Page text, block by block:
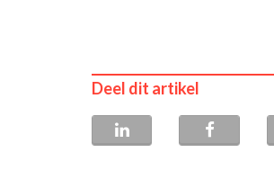
Deel dit artikel